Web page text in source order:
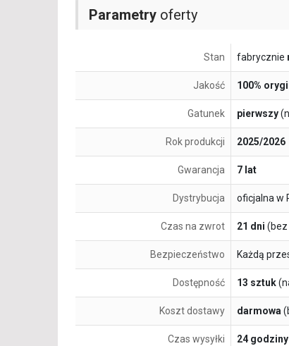
Parametry oferty
Stan fabrycznie
Jakość 100%
Gatunek pierwszy
Rok produkcji 2025/2026
Gwarancja 7 lat
Dystrybucja oficjalna w
Czas na zwrot 21 dni (bez
Bezpieczeństwo Każdą
Dostępność 13 sztuk
Koszt dostawy darmowa
Czas wysyłki 24 godziny